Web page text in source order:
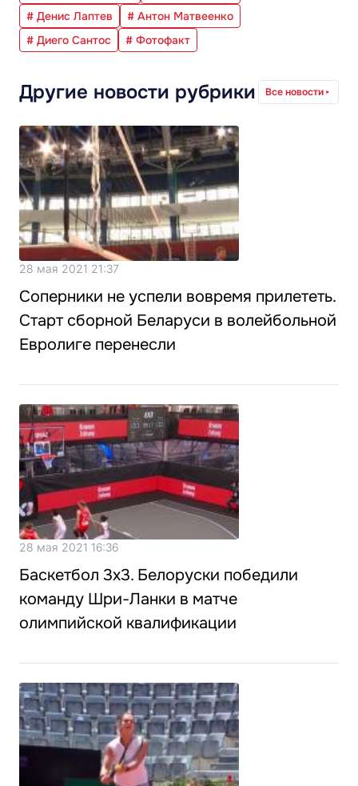
# Денис Лаптев
# Антон Матвеенко
# Диего Сантос
# Фотофакт
Другие новости рубрики Все новости
28 мая 2021 21:37
Соперники не успели вовремя прилететь.
Старт сборной Беларуси в волейбольной
Евролиге перенесли
28 мая 2021 16:36
Баскетбол 3х3. Белоруски победили
команду Шри-Ланки в матче
олимпийской квалификации